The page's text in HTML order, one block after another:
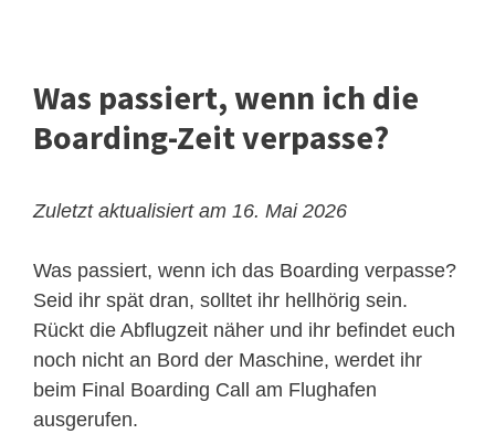
Was passiert, wenn ich die
Boarding-Zeit verpasse?
Zuletzt aktualisiert am 16. Mai 2026
Was passiert, wenn ich das Boarding verpasse?
Seid ihr spät dran, solltet ihr hellhörig sein.
Rückt die Abflugzeit näher und ihr befindet euch
noch nicht an Bord der Maschine, werdet ihr
beim Final Boarding Call am Flughafen
ausgerufen.